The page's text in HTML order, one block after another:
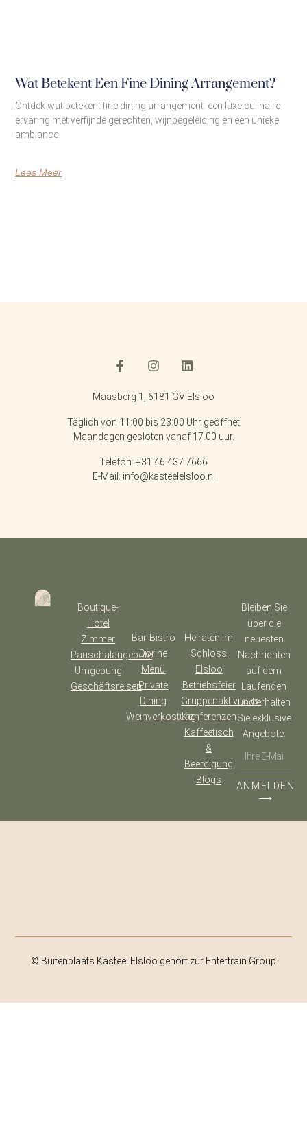
Wat Betekent Een Fine Dining Arrangement?
Ontdek wat betekent fine dining arrangement: een luxe culinaire
ervaring met verfijnde gerechten, wijnbegeleiding en een unieke
ambiance.
Lees Meer
Maasberg 1, 6181 GV Elsloo
Täglich von 11:00 bis 23:00 Uhr geöffnet
Maandagen gesloten vanaf 17.00 uur.
Telefon: +31 46 437 7666
E-Mail: info@kasteelelsloo.nl
Boutique-
Hotel
Zimmer
Pauschalangebote
Umgebung
Geschäftsreisen
Bar-Bistro
Dorine
Menü
Private
Dining
Weinverkostung
Heiraten im
Schloss
Elsloo
Betriebsfeier
Gruppenaktivitäten
Konferenzen
Kaffeetisch
&
Beerdigung
Blogs
Bleiben Sie
über die
neuesten
Nachrichten
auf dem
Laufenden
und erhalten
Sie exklusive
Angebote.
ANMELDEN
⟶
© Buitenplaats Kasteel Elsloo gehört zur Entertrain Group